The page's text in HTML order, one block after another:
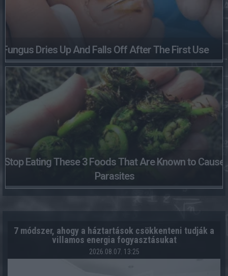
Fungus Dries Up And Falls Off After The First Use
Stop Eating These 3 Foods That Are Known to Cause
Parasites
7 módszer, ahogy a háztartások csökkenteni tudják a
villamos energia fogyasztásukat
2026.08.07. 13:25